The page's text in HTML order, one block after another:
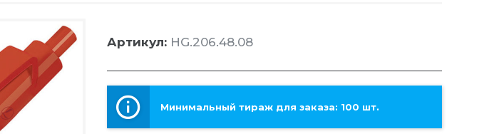
Артикул: HG.206.48.08
Минимальный тираж для заказа: 100 шт.